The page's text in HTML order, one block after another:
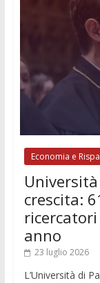
Economia e
crescita:
anno
23 luglio 2026
L’Università di